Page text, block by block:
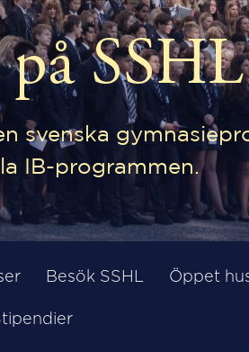
på SSHL
svenska
IB-programmen.
Besök SSHL Öppet